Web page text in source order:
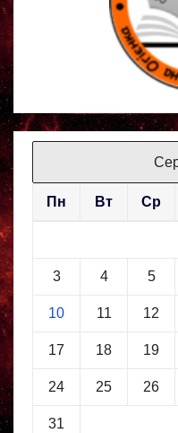
Пн Вт Ср
3 4 5
10 11 12
17 18 19
24 25 26
31